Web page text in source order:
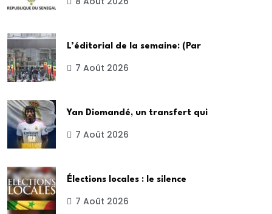
L’éditorial de la semaine: (Par
7 Août 2026
Yan Diomandé, un transfert qui
7 Août 2026
Élections locales : le silence
7 Août 2026